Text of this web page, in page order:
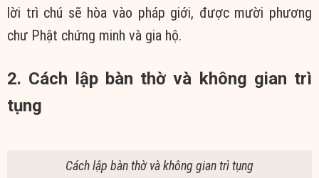
lời trì chú sẽ hòa vào pháp giới, được mười phương
chư Phật chứng minh và gia hộ.
2. Cách lập bàn thờ và không gian trì
tụng
Cách lập bàn thờ và không gian trì tụng